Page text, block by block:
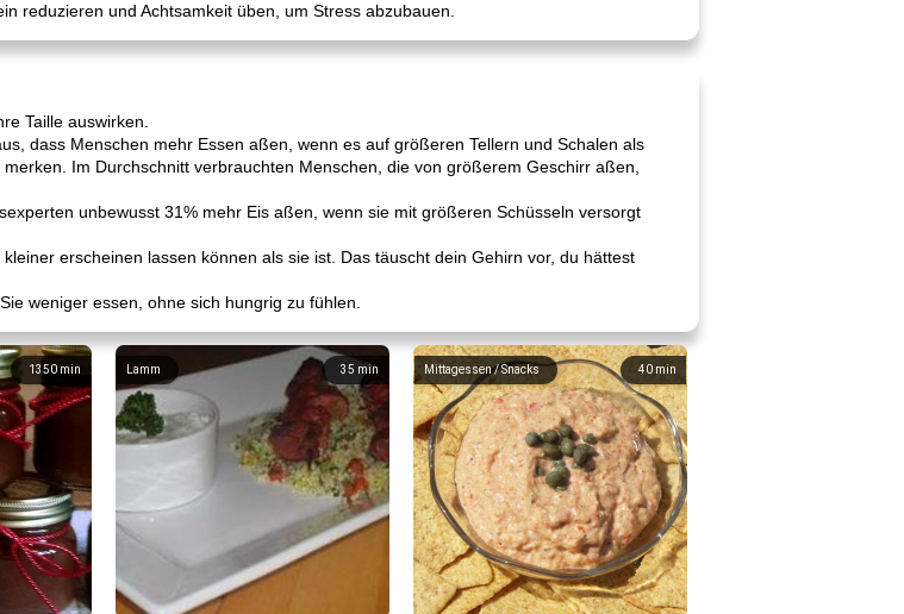
reduzieren und Achtsamkeit üben, um Stress abzubauen.
Taille auswirken.
dass Menschen mehr Essen aßen, wenn es auf größeren Tellern und Schalen als
Im Durchschnitt verbrauchten Menschen, die von größerem Geschirr aßen,
unbewusst 31% mehr Eis aßen, wenn sie mit größeren Schüsseln versorgt
erscheinen lassen können als sie ist. Das täuscht dein Gehirn vor, du hättest
weniger essen, ohne sich hungrig zu fühlen.
1350 min 35 min
Lamm 40 min
Mittagessen / Snacks